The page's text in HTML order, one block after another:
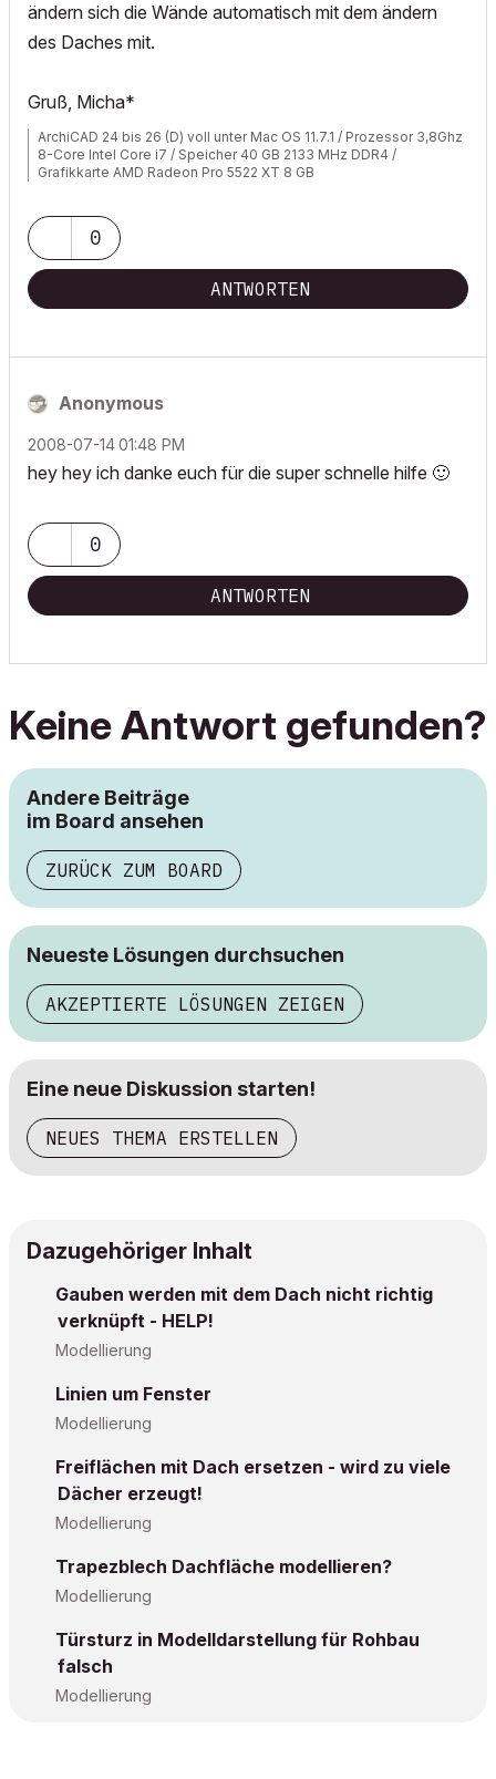
ändern sich die Wände automatisch mit dem ändern
des Daches mit.
Gruß, Micha*
ArchiCAD 24 bis 26 (D) voll unter Mac OS 11.7.1 / Prozessor 3,8Ghz
8-Core Intel Core i7 / Speicher 40 GB 2133 MHz DDR4 /
Grafikkarte AMD Radeon Pro 5522 XT 8 GB
0
ANTWORTEN
Anonymous
‎2008-07-1401:48 PM
hey hey ich danke euch für die super schnelle hilfe 🙂
0
ANTWORTEN
Keine Antwort gefunden?
Andere Beiträge
im Board ansehen
ZURÜCK ZUM BOARD
Neueste Lösungen durchsuchen
AKZEPTIERTE LÖSUNGEN ZEIGEN
Eine neue Diskussion starten!
NEUES THEMA ERSTELLEN
Dazugehöriger Inhalt
Gauben werden mit dem Dach nicht richtig
verknüpft - HELP!
Modellierung
Linien um Fenster
Modellierung
Freiflächen mit Dach ersetzen - wird zu viele
Dächer erzeugt!
Modellierung
Trapezblech Dachfläche modellieren?
Modellierung
Türsturz in Modelldarstellung für Rohbau
falsch
Modellierung